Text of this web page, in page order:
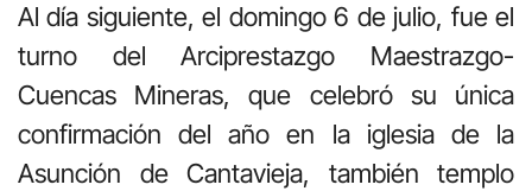
Al día siguiente, el domingo 6 de julio, fue el
turno del Arciprestazgo Maestrazgo-
Cuencas Mineras, que celebró su única
confirmación del año en la iglesia de la
Asunción de Cantavieja, también templo